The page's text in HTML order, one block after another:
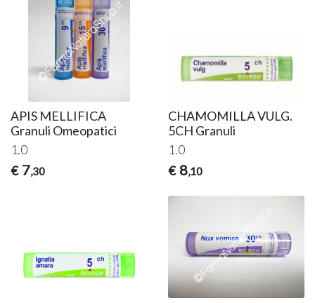
APIS MELLIFICA
Granuli Omeopatici
1.0
€ 7,30
CHAMOMILLA VULG.
5CH Granuli
1.0
€ 8,10